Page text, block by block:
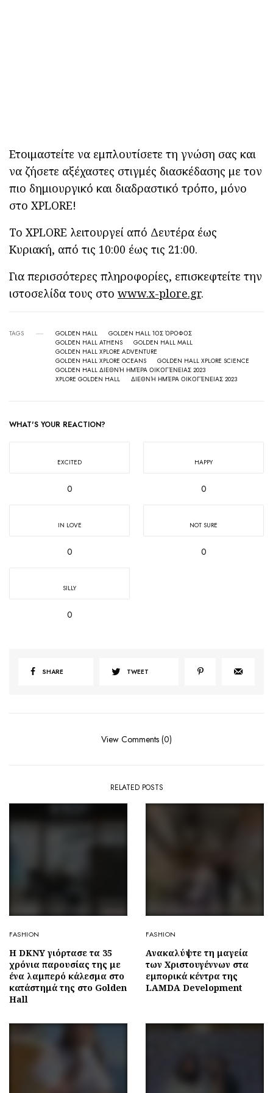
Ετοιμαστείτε να εμπλουτίσετε τη γνώση σας και
να ζήσετε αξέχαστες στιγμές διασκέδασης με τον
πιο δημιουργικό και διαδραστικό τρόπο, μόνο
στο XPLORE!
Το XPLORE λειτουργεί από Δευτέρα έως
Κυριακή, από τις 10:00 έως τις 21:00.
Για περισσότερες πληροφορίες, επισκεφτείτε την
ιστοσελίδα τους στοwww.x-plore.gr.
TAGS GOLDEN HALL
GOLDEN HALL 1ΟΣ ΌΡΟΦΟΣ
GOLDEN HALL ATHENS
GOLDEN HALL MALL
GOLDEN HALL XPLORE ADVENTURE
GOLDEN HALL XPLORE OCEANS
GOLDEN HALL XPLORE SCIENCE
GOLDEN HALL ΔΙΕΘΝΉ ΗΜΈΡΑ ΟΙΚΟΓΈΝΕΙΑΣ 2023
XPLORE GOLDEN HALL
ΔΙΕΘΝΉ ΗΜΈΡΑ ΟΙΚΟΓΈΝΕΙΑΣ 2023
WHAT'S YOUR REACTION?
EXCITED
0
HAPPY
0
IN LOVE
0
NOT SURE
0
SILLY
0
SHARE TWEET
View Comments (0)
RELATED POSTS
FASHION
Η DKNY γιόρτασε τα 35
χρόνια παρουσίας της με
ένα λαμπερό κάλεσμα στο
κατάστημά της στο Golden
Hall
FASHION
Ανακαλύψτε τη μαγεία
των Χριστουγέννων στα
εμπορικά κέντρα της
LAMDA Development